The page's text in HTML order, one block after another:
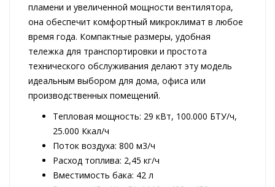
пламени и увеличенной мощности вентилятора,
она обеспечит комфортный микроклимат в любое
время года. Компактные размеры, удобная
тележка для транспортировки и простота
технического обслуживания делают эту модель
идеальным выбором для дома, офиса или
производственных помещений.
Тепловая мощность: 29 кВт, 100.000 БТУ/ч,
25.000 Ккал/ч
Поток воздуха: 800 м3/ч
Расход топлива: 2,45 кг/ч
Вместимость бака: 42 л